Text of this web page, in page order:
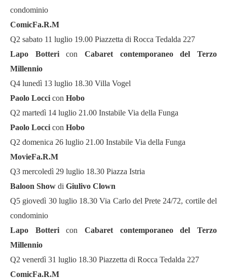
condominio
ComicFa.R.M
Q2 sabato 11 luglio 19.00 Piazzetta di Rocca Tedalda 227
Lapo BottericonCabaret
contemporaneo del Terzo
Millennio
Q4 lunedì 13 luglio 18.30 Villa Vogel
Paolo Locci con Hobo
Q2 martedì 14 luglio 21.00 Instabile Via della Funga
Paolo Locci con Hobo
Q2 domenica 26 luglio 21.00 Instabile Via della Funga
MovieFa.R.M
Q3 mercoledì 29 luglio 18.30 Piazza Istria
Baloon Show di Giulivo Clown
Q5 giovedì 30 luglio 18.30 Via Carlo del Prete 24/72, cortile del
condominio
Lapo BottericonCabaret
contemporaneo del Terzo
Millennio
Q2 venerdì 31 luglio 18.30 Piazzetta di Rocca Tedalda 227
ComicFa.R.M